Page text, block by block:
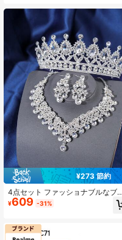
¥273 節約
4点セット ファッショナブルなブラ
イダルクラウン ネックレス＆ピア
セット 亜鉛合金製ティアラ ライン
セット 花嫁用 - エレガントなウェデ
ィングアクセサリーキット
¥609 -31%